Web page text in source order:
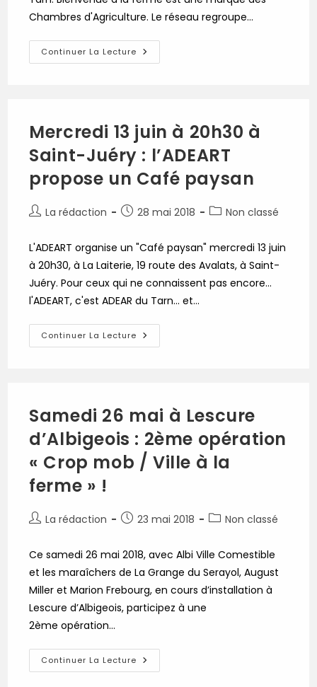
Chambres d'Agriculture. Le réseau regroupe…
Continuer La Lecture Bienvenue
À
Les
2
&
3
Juin
Dans
Le
Mercredi 13 juin à 20h30 à
Saint-Juéry : l’ADEART
propose un Café paysan
Auteur/autrice
la
publication :
La rédaction
Publication
28 mai 2018
PostNon classé
L'ADEART organise un "Café paysan" mercredi 13 juin
à 20h30, à La Laiterie, 19 route des Avalats, à Saint-
Juéry. Pour ceux qui ne connaissent pas encore...
l'ADEART, c'est ADEAR du Tarn... et…
Continuer La Lecture Mercredi
13
Juéry
:
L’ADEART
Propose
Un
Café
Paysan
Samedi 26 mai à Lescure
d’Albigeois : 2ème opération
« Crop mob / Ville à la
ferme » !
Auteur/autrice
la
publication :
La rédaction
Publication
23 mai 2018
PostNon classé
Ce samedi 26 mai 2018, avec Albi Ville Comestible
et les maraîchers de La Grange du Serayol, August
Miller et Marion Frebourg, en cours d’installation à
Lescure d’Albigeois, participez à une
2ème opération…
Continuer La Lecture Samedi
26